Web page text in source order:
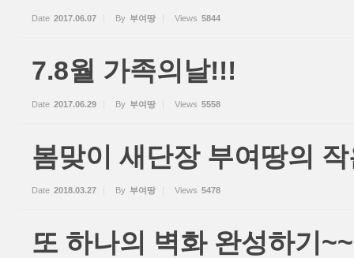
Date 2017.06.07 By 부여땅 Views 5844
7.8월 가족의날!!!
Date 2017.06.29 By 부여땅 Views 5558
봄맞이 새단장 부여땅의
Date 2018.03.27 By 부여땅 Views 5478
또 하나의 벽화 완성하기~~